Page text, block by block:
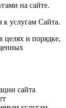
на сайте.
к услугам Сайта.
целях и порядке,
сайта